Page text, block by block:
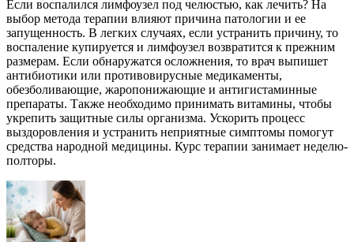
Если воспалился лимфоузел под челюстью, как лечить? На
выбор метода терапии влияют причина патологии и ее
запущенность. В легких случаях, если устранить причину, то
воспаление купируется и лимфоузел возвратится к прежним
размерам. Если обнаружатся осложнения, то врач выпишет
антибиотики или противовирусные медикаменты,
обезболивающие, жаропонижающие и антигистаминные
препараты. Также необходимо принимать витамины, чтобы
укрепить защитные силы организма. Ускорить процесс
выздоровления и устранить неприятные симптомы помогут
средства народной медицины. Курс терапии занимает неделю-
полторы.